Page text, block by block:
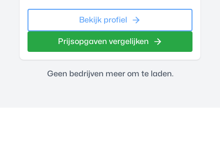
Bekijk profiel
Prijsopgaven vergelijken
Geen bedrijven meer om te laden.